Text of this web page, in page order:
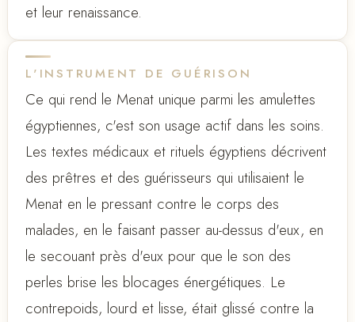
et leur renaissance.
L'INSTRUMENT DE GUÉRISON
Ce qui rend le Menat unique parmi les amulettes
égyptiennes, c'est son usage actif dans les soins.
Les textes médicaux et rituels égyptiens décrivent
des prêtres et des guérisseurs qui utilisaient le
Menat en le pressant contre le corps des
malades, en le faisant passer au-dessus d'eux, en
le secouant près d'eux pour que le son des
perles brise les blocages énergétiques. Le
contrepoids, lourd et lisse, était glissé contre la